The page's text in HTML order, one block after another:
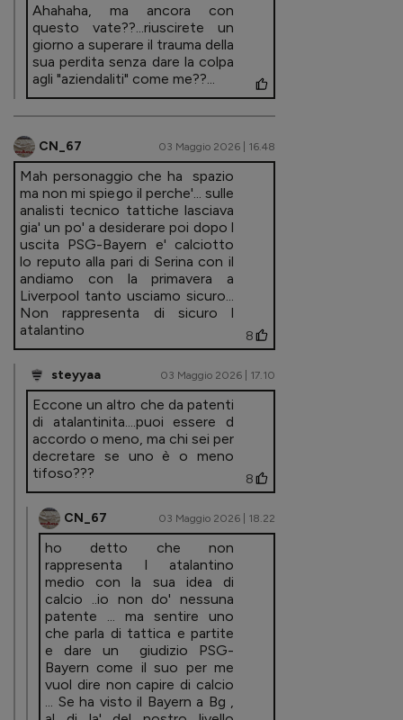
Ahahaha, ma ancora con
questo vate??...riuscirete un
giorno a superare il trauma della
sua perdita senza dare la colpa
agli "aziendaliti" come me??...
CN_67 03 Maggio 2026 | 16.48
Mah personaggio che ha spazio
ma non mi spiego il perche'... sulle
analisti tecnico tattiche lasciava
gia' un po' a desiderare poi dopo l
uscita PSG-Bayern e' calciotto
lo reputo alla pari di Serina con il
andiamo con la primavera a
Liverpool tanto usciamo sicuro...
Non rappresenta di sicuro l
atalantino
8
steyyaa 03 Maggio 2026 | 17.10
Eccone un altro che da patenti
di atalantinita....puoi essere d
accordo o meno, ma chi sei per
decretare se uno è o meno
tifoso???
8
CN_67 03 Maggio 2026 | 18.22
ho detto che non
rappresenta l atalantino
medio con la sua idea di
calcio ..io non do' nessuna
patente ... ma sentire uno
che parla di tattica e partite
e dare un giudizio PSG-
Bayern come il suo per me
vuol dire non capire di calcio
... Se ha visto il Bayern a Bg ,